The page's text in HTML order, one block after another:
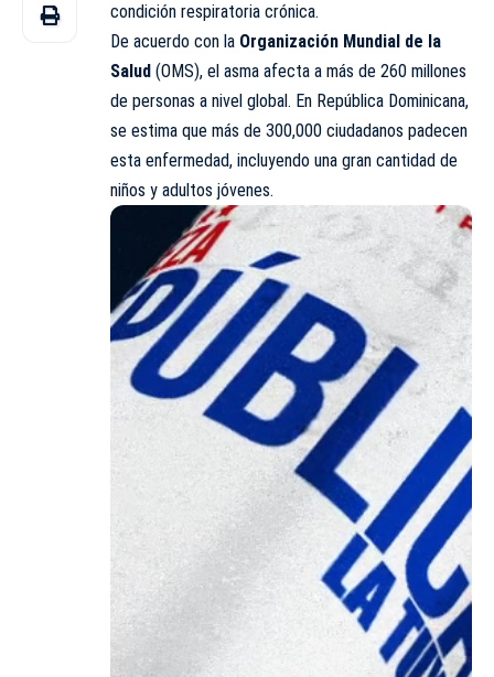
condición respiratoria crónica.
De acuerdo con la Organización Mundial de la
Salud (OMS), el asma afecta a más de 260 millones
de personas a nivel global. En República Dominicana,
se estima que más de 300,000 ciudadanos padecen
esta enfermedad, incluyendo una gran cantidad de
niños y adultos jóvenes.